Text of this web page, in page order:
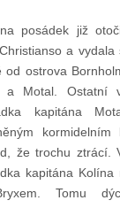
posádek již
a vydala
od ostrova
a Motal. Ostatní
kapitána
že trochu ztrácí.
kapitána Kolína
Tomu